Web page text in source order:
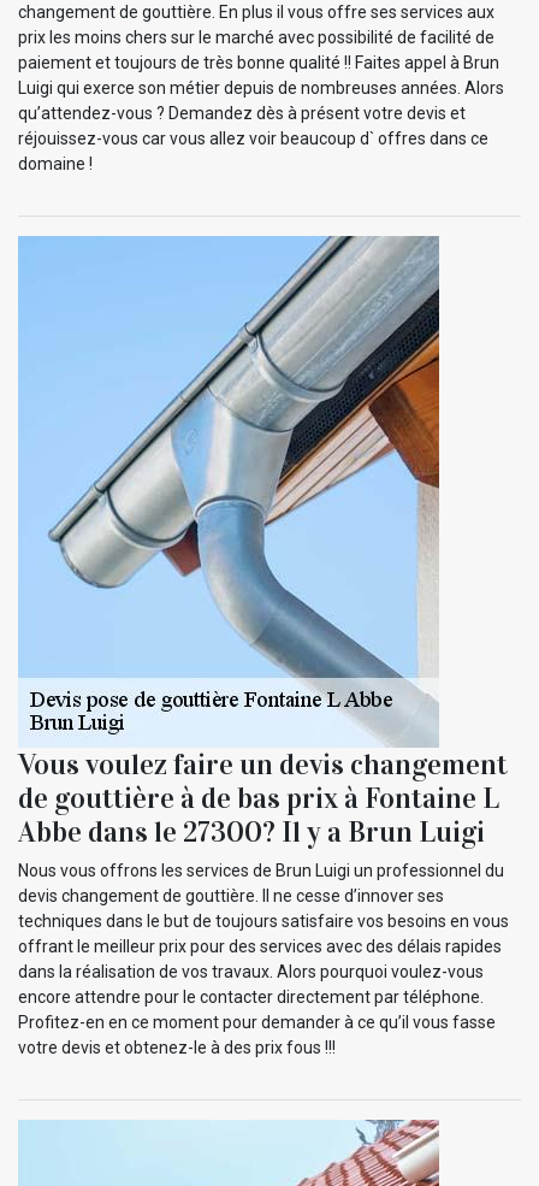
changement de gouttière. En plus il vous offre ses services aux
prix les moins chers sur le marché avec possibilité de facilité de
paiement et toujours de très bonne qualité !! Faites appel à Brun
Luigi qui exerce son métier depuis de nombreuses années. Alors
qu’attendez-vous ? Demandez dès à présent votre devis et
réjouissez-vous car vous allez voir beaucoup d` offres dans ce
domaine !
Vous voulez faire un devis changement
de gouttière à de bas prix à Fontaine L
Abbe dans le 27300? Il y a Brun Luigi
Nous vous offrons les services de Brun Luigi un professionnel du
devis changement de gouttière. Il ne cesse d’innover ses
techniques dans le but de toujours satisfaire vos besoins en vous
offrant le meilleur prix pour des services avec des délais rapides
dans la réalisation de vos travaux. Alors pourquoi voulez-vous
encore attendre pour le contacter directement par téléphone.
Profitez-en en ce moment pour demander à ce qu’il vous fasse
votre devis et obtenez-le à des prix fous !!!